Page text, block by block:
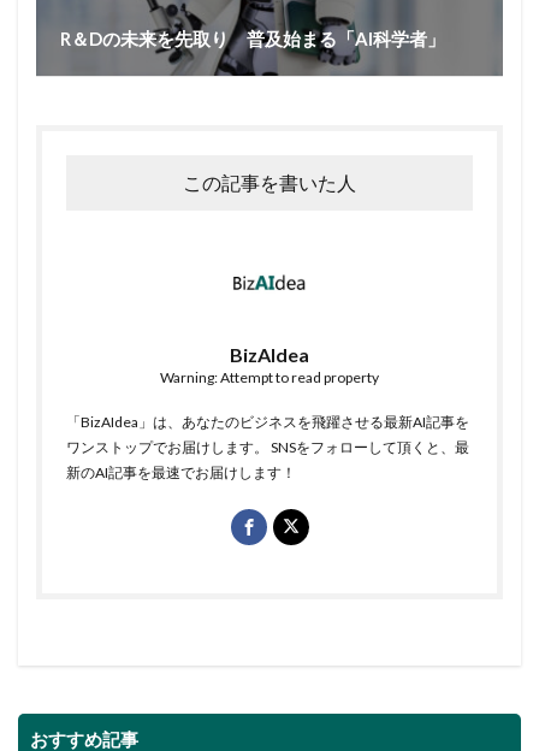
R＆Dの未来を先取り 普及始まる「AI科学者」
この記事を書いた人
BizAIdea
Warning: Attempt to read property
「BizAIdea」は、あなたのビジネスを飛躍させる最新AI記事を
ワンストップでお届けします。 SNSをフォローして頂くと、最
新のAI記事を最速でお届けします！
おすすめ記事